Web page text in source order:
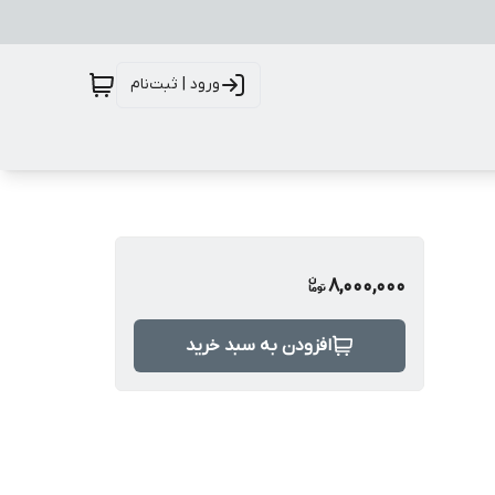
ورود | ثبت‌نام
8,000,000
افزودن به سبد خرید